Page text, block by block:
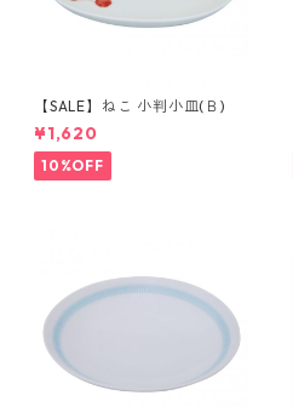
【SALE】ねこ 小判小皿(Ｂ)
¥1,620
10%OFF